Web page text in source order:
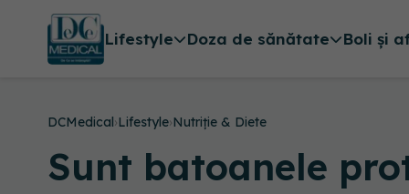
Lifestyle Doza de sănătate Boli și
DCMedical›Lifestyle›Nutriție & Diete
Sunt batoanele